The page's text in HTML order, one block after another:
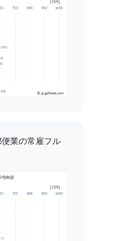
業の常雇フル